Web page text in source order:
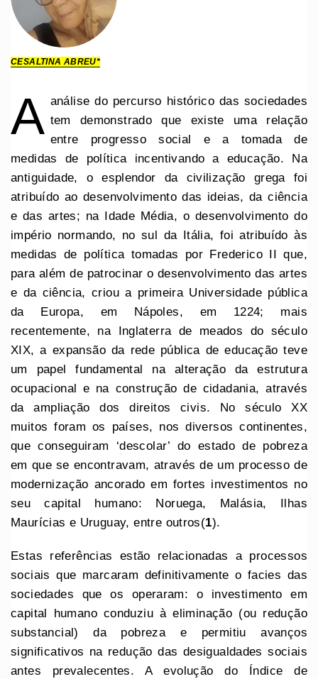
CESALTINA ABREU*
A análise do percurso histórico das sociedades
tem demonstrado que existe uma relação
entre progresso social e a tomada de
medidas de política incentivando a educação. Na
antiguidade, o esplendor da civilização grega foi
atribuído ao desenvolvimento das ideias, da ciência
e das artes; na Idade Média, o desenvolvimento do
império normando, no sul da Itália, foi atribuído às
medidas de política tomadas por Frederico II que,
para além de patrocinar o desenvolvimento das artes
e da ciência, criou a primeira Universidade pública
da Europa, em Nápoles, em 1224; mais
recentemente, na Inglaterra de meados do século
XIX, a expansão da rede pública de educação teve
um papel fundamental na alteração da estrutura
ocupacional e na construção de cidadania, através
da ampliação dos direitos civis. No século XX
muitos foram os países, nos diversos continentes,
que conseguiram ‘descolar’ do estado de pobreza
em que se encontravam, através de um processo de
modernização ancorado em fortes investimentos no
seu capital humano: Noruega, Malásia, Ilhas
Maurícias e Uruguay, entre outros(1).
Estas referências estão relacionadas a processos
sociais que marcaram definitivamente o facies das
sociedades que os operaram: o investimento em
capital humano conduziu à eliminação (ou redução
substancial) da pobreza e permitiu avanços
significativos na redução das desigualdades sociais
antes prevalecentes. A evolução do Índice de